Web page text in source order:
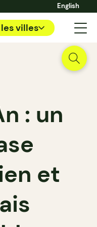
English
villes
: un
et